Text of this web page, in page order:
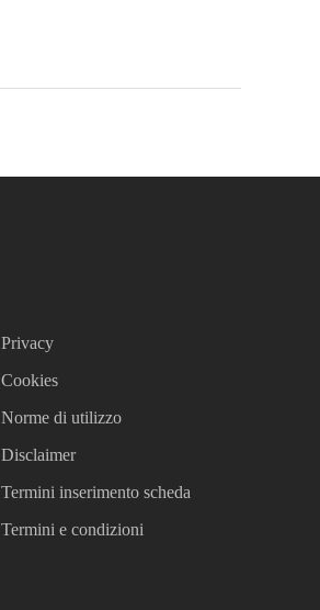
Privacy
Cookies
Norme di utilizzo
Disclaimer
Termini inserimento scheda
Termini e condizioni